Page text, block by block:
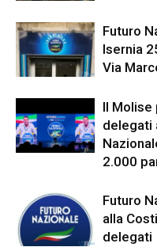
Futuro
Isernia
Via
Il Molise
delegati
2.000
Futuro
alla
delegati